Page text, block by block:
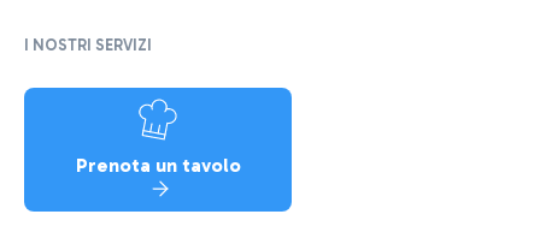
I NOSTRI SERVIZI
Prenota un tavolo